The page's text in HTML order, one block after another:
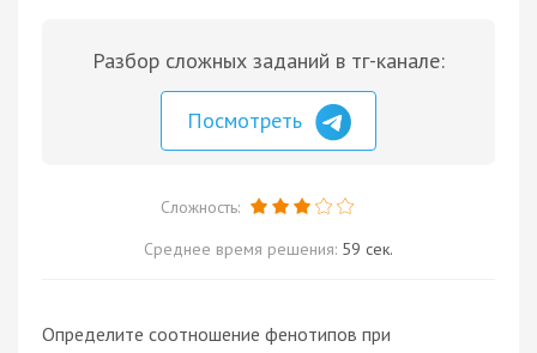
Разбор сложных заданий в тг-канале:
Посмотреть
Сложность:
Среднее время решения: 59 сек.
Определите соотношение фенотипов при